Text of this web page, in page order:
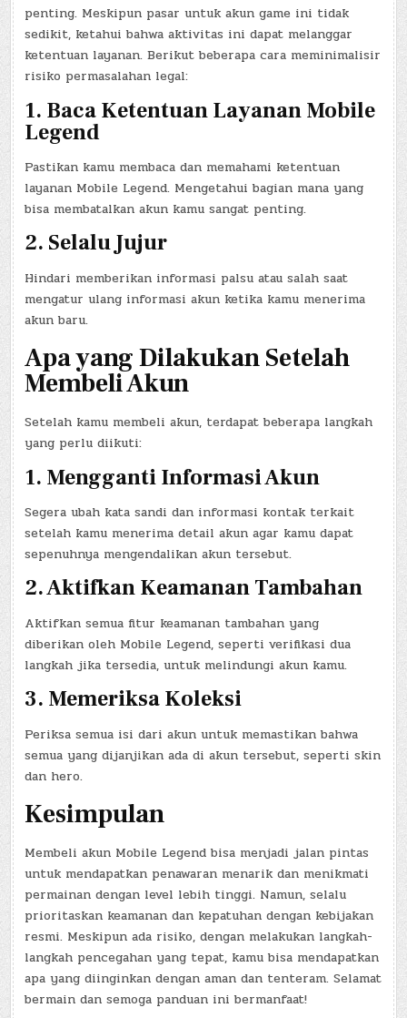
penting. Meskipun pasar untuk akun game ini tidak
sedikit, ketahui bahwa aktivitas ini dapat melanggar
ketentuan layanan. Berikut beberapa cara meminimalisir
risiko permasalahan legal:
1. Baca Ketentuan Layanan Mobile
Legend
Pastikan kamu membaca dan memahami ketentuan
layanan Mobile Legend. Mengetahui bagian mana yang
bisa membatalkan akun kamu sangat penting.
2. Selalu Jujur
Hindari memberikan informasi palsu atau salah saat
mengatur ulang informasi akun ketika kamu menerima
akun baru.
Apa yang Dilakukan Setelah
Membeli Akun
Setelah kamu membeli akun, terdapat beberapa langkah
yang perlu diikuti:
1. Mengganti Informasi Akun
Segera ubah kata sandi dan informasi kontak terkait
setelah kamu menerima detail akun agar kamu dapat
sepenuhnya mengendalikan akun tersebut.
2. Aktifkan Keamanan Tambahan
Aktifkan semua fitur keamanan tambahan yang
diberikan oleh Mobile Legend, seperti verifikasi dua
langkah jika tersedia, untuk melindungi akun kamu.
3. Memeriksa Koleksi
Periksa semua isi dari akun untuk memastikan bahwa
semua yang dijanjikan ada di akun tersebut, seperti skin
dan hero.
Kesimpulan
Membeli akun Mobile Legend bisa menjadi jalan pintas
untuk mendapatkan penawaran menarik dan menikmati
permainan dengan level lebih tinggi. Namun, selalu
prioritaskan keamanan dan kepatuhan dengan kebijakan
resmi. Meskipun ada risiko, dengan melakukan langkah-
langkah pencegahan yang tepat, kamu bisa mendapatkan
apa yang diinginkan dengan aman dan tenteram. Selamat
bermain dan semoga panduan ini bermanfaat!